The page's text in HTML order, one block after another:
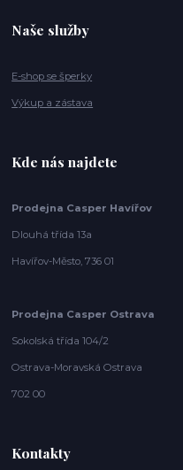
Naše služby
E-shop se šperky
Výkup a zástava
Kde nás najdete
Prodejna Casper Havířov
Dlouhá třída 13a
Havířov-Město, 736 01
Prodejna Casper Ostrava
Sokolská třída 104/2
Ostrava-Moravská Ostrava
702 00
Kontakty